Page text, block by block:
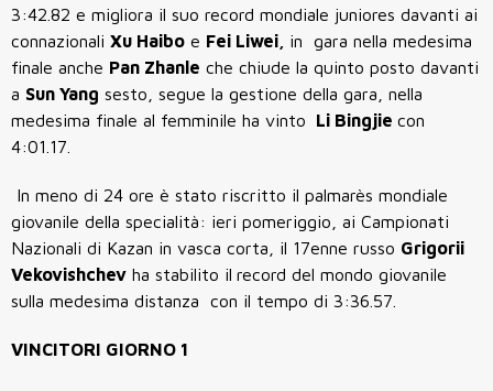
3:42.82 e migliora il suo record mondiale juniores davanti ai
connazionali Xu Haibo e Fei Liwei, in
gara nella medesima
finale anche Pan Zhanle che chiude la quinto posto davanti
a Sun Yang sesto, segue la gestione della gara, nella
medesima finale al femminile ha vinto
Li Bingjie con
4:01.17.
In meno di 24 ore è stato riscritto il palmarès mondiale
giovanile della specialità: ieri pomeriggio, ai Campionati
Nazionali di Kazan in vasca corta, il 17enne russo Grigorii
Vekovishchev ha stabilito il record del mondo giovanile
sulla medesima distanza con il tempo di 3:36.57
VINCITORI GIORNO 1